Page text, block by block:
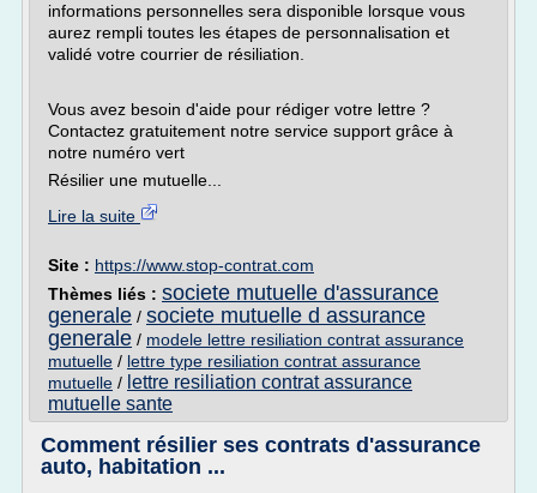
informations personnelles sera disponible lorsque vous
aurez rempli toutes les étapes de personnalisation et
validé votre courrier de résiliation.
Vous avez besoin d'aide pour rédiger votre lettre ?
Contactez gratuitement notre service support grâce à
notre numéro vert
Résilier une mutuelle...
Lire la suite
Site : https://www.stop-contrat.com
Thèmes liés : societe mutuelle d'assurance
generale / societe mutuelle d assurance
generale / modele lettre resiliation contrat assurance
mutuelle / lettre type resiliation contrat assurance
mutuelle / lettre resiliation contrat assurance
mutuelle sante
Comment résilier ses contrats d'assurance
auto, habitation ...